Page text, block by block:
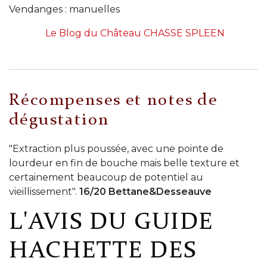
Vendanges : manuelles
Le Blog du Château CHASSE SPLEEN
Récompenses et notes de
dégustation
"Extraction plus poussée, avec une pointe de
lourdeur en fin de bouche mais belle texture et
certainement beaucoup de potentiel au
vieillissement". 16/20 Bettane&Desseauve
L'AVIS DU GUIDE
HACHETTE DES